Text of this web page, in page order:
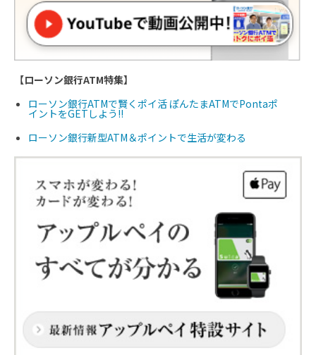
【ローソン銀行ATM特集】
ローソン銀行ATMで賢くポイ活 ぽんたまATMでPontaポ
イントをGETしよう!!
ローソン銀行新型ATM＆ポイントで生活が変わる